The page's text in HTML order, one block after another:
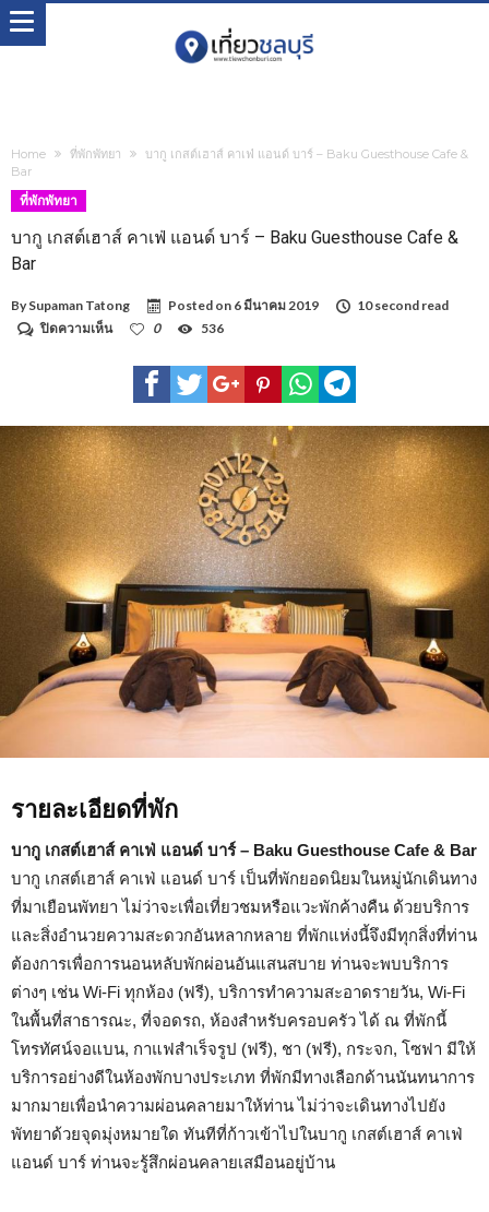
Home ที่พักพัทยา
บากู เกสต์เฮาส์ คาเฟ่ แอนด์ บาร์ – Baku Guesthouse Cafe &
Bar
ที่พักพัทยา
บากู เกสต์เฮาส์ คาเฟ่ แอนด์ บาร์ – Baku Guesthouse Cafe &
Bar
By Supaman Tatong Posted on 6 มีนาคม 2019
10 second read
ปิดความเห็นบน
คาเฟ่
แอนด์
บาร์
–
Baku
Guesthouse
Cafe
&
Bar
0 536
รายละเอียดที่พัก
บากู เกสต์เฮาส์ คาเฟ่ แอนด์ บาร์ – Baku Guesthouse Cafe & Bar
บากู เกสต์เฮาส์ คาเฟ่ แอนด์ บาร์ เป็นที่พักยอดนิยมในหมู่นักเดินทาง
ที่มาเยือนพัทยา ไม่ว่าจะเพื่อเที่ยวชมหรือแวะพักค้างคืน ด้วยบริการ
และสิ่งอำนวยความสะดวกอันหลากหลาย ที่พักแห่งนี้จึงมีทุกสิ่งที่ท่าน
ต้องการเพื่อการนอนหลับพักผ่อนอันแสนสบาย ท่านจะพบบริการ
ต่างๆ เช่น Wi-Fi ทุกห้อง (ฟรี), บริการทำความสะอาดรายวัน, Wi-Fi
ในพื้นที่สาธารณะ, ที่จอดรถ, ห้องสำหรับครอบครัว ได้ ณ ที่พักนี้
โทรทัศน์จอแบน, กาแฟสำเร็จรูป (ฟรี), ชา (ฟรี), กระจก, โซฟา มีให้
บริการอย่างดีในห้องพักบางประเภท ที่พักมีทางเลือกด้านนันทนาการ
มากมายเพื่อนำความผ่อนคลายมาให้ท่าน ไม่ว่าจะเดินทางไปยัง
พัทยาด้วยจุดมุ่งหมายใด ทันทีที่ก้าวเข้าไปในบากู เกสต์เฮาส์ คาเฟ่
แอนด์ บาร์ ท่านจะรู้สึกผ่อนคลายเสมือนอยู่บ้าน